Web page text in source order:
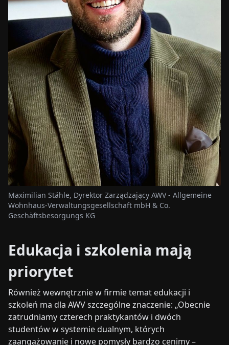
Maximilian Stähle, Dyrektor Zarządzający AWV - Allgemeine
Wohnhaus-Verwaltungsgesellschaft mbH & Co.
Geschäftsbesorgungs KG
Edukacja i szkolenia mają
priorytet
Również wewnętrznie w firmie temat edukacji i
szkoleń ma dla AWV szczególne znaczenie: „Obecnie
zatrudniamy czterech praktykantów i dwóch
studentów w systemie dualnym, których
zaangażowanie i nowe pomysły bardzo cenimy –